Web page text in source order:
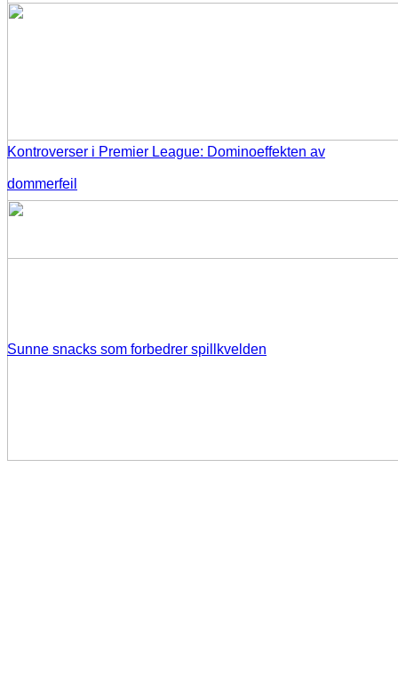
Kontroverser i Premier League: Dominoeffekten av
dommerfeil
Sunne snacks som forbedrer spillkvelden